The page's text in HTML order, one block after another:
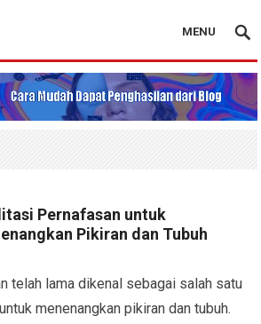
MENU
Pernafasan untuk
Pikiran dan Tubuh
telah lama dikenal sebagai salah satu
menenangkan pikiran dan tubuh.